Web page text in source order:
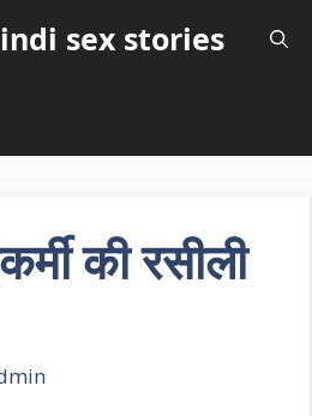
sex stories
की रसीली